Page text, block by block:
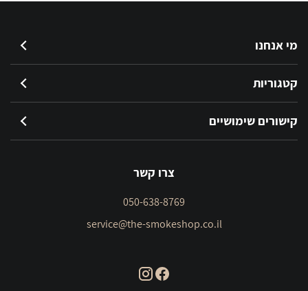
מי אנחנו
קטגוריות
קישורים שימושיים
צרו קשר
050-638-8769
service@the-smokeshop.co.il